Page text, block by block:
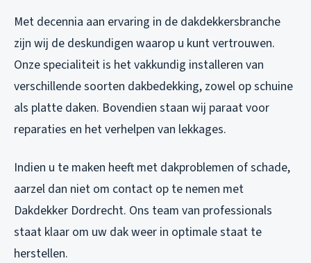
Met decennia aan ervaring in de dakdekkersbranche
zijn wij de deskundigen waarop u kunt vertrouwen.
Onze specialiteit is het vakkundig installeren van
verschillende soorten dakbedekking, zowel op schuine
als platte daken. Bovendien staan wij paraat voor
reparaties en het verhelpen van lekkages.
Indien u te maken heeft met dakproblemen of schade,
aarzel dan niet om contact op te nemen met
Dakdekker Dordrecht. Ons team van professionals
staat klaar om uw dak weer in optimale staat te
herstellen.